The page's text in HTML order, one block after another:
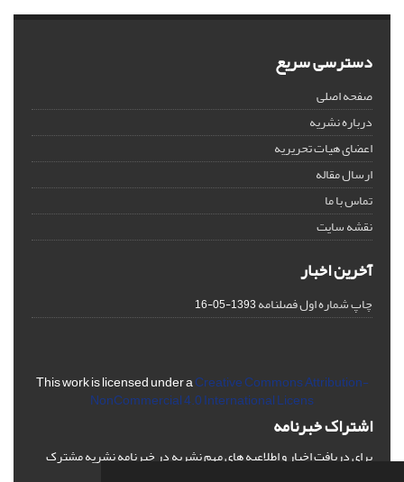
دسترسی سریع
صفحه اصلی
درباره نشریه
اعضای هیات تحریریه
ارسال مقاله
تماس با ما
نقشه سایت
آخرین اخبار
چاپ شماره اول فصلنامه1393-05-16
This work is licensed under aCreative Commons Attribution-
NonCommercial 4.0 International Licens
اشتراک خبرنامه
برای دریافت اخبار و اطلاعیه های مهم نشریه در خبرنامه نشریه مشترک